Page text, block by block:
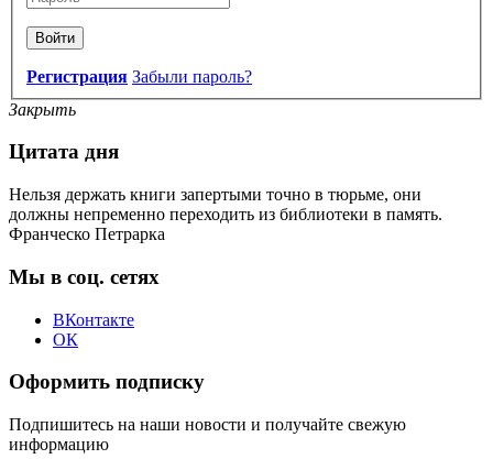
Войти
Регистрация Забыли пароль?
Закрыть
Цитата дня
Нельзя держать книги запертыми точно в тюрьме, они
должны непременно переходить из библиотеки в память.
Франческо Петрарка
Мы в соц. сетях
ВКонтакте
ОК
Оформить подписку
Подпишитесь на наши новости и получайте свежую
информацию